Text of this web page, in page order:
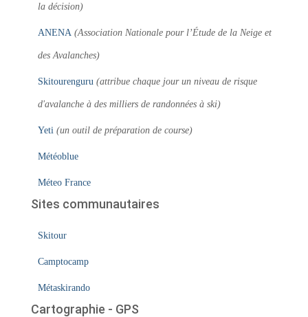
la décision)
ANENA (Association Nationale pour l’Étude de la Neige et
des Avalanches)
Skitourenguru (attribue chaque jour un niveau de risque
d'avalanche à des milliers de randonnées à ski)
Yeti (un outil de préparation de course)
Météoblue
Méteo France
Sites communautaires
Skitour
Camptocamp
Métaskirando
Cartographie - GPS